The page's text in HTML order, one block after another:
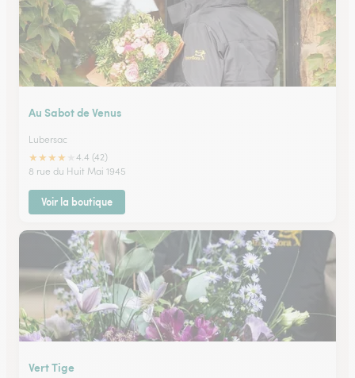
Au Sabot de Venus
Lubersac
★★★★
4.4 (42)
8 rue du Huit Mai 1945
Voir la boutique
Vert Tige